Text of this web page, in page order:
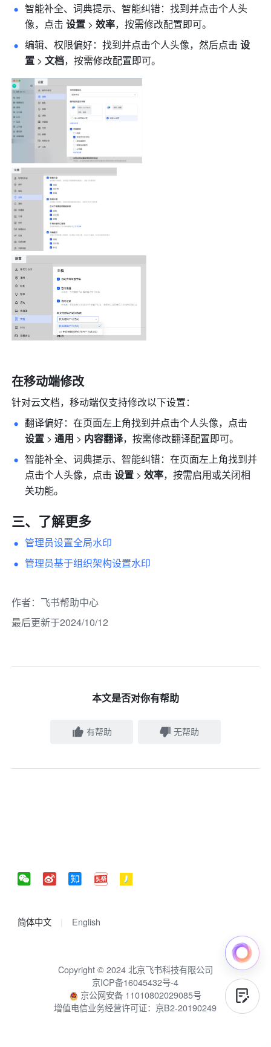
智能补全、词典提示、智能纠错：找到并点击个人头
像，点击 设置 > 效率，按需修改配置即可。
编辑、权限偏好：找到并点击个人头像，然后点击 设
置 > 文档，按需修改配置即可。
在移动端修改
针对云文档，移动端仅支持修改以下设置：
设置 > 通用 > 内容翻译，按需修改翻译配置即可。
智能补全、词典提示、智能纠错：在页面左上角找到并
点击个人头像，点击 设置 > 效率，按需启用或关闭相
关功能。
三、了解更多
管理员设置全局水印
管理员基于组织架构设置水印
作者： 飞书帮助中心
最后更新于2024/10/12
本文是否对你有帮助
有帮助 无帮助
简体中文 English
Copyright © 2024 北京飞书科技有限公司
京ICP备16045432号-4
京公网安备 11010802029085号
增值电信业务经营许可证：京B2-20190249